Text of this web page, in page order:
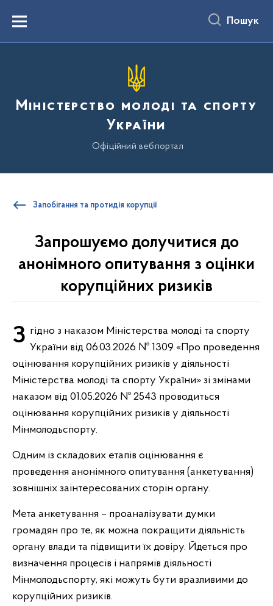
вмістуMenu Пошук
Міністерство молоді та спорту
України
Офіційний вебпортал
Запобігання та протидія корупції
Запрошуємо долучитися до
анонімного опитування з оцінки
корупційних ризиків
Згідно з наказом Міністерства молоді та спорту України від 06.03.2026 № 1309 «Про проведення
оцінювання корупційних ризиків у діяльності
Міністерства молоді та спорту України» зі змінами
наказом від 01.05.2026 № 2543 проводиться
оцінювання корупційних ризиків у діяльності
Мінмолодьспорту.
Одним із складових етапів оцінювання є
проведення анонімного опитування (анкетування)
зовнішніх заінтересованих сторін органу.
Мета анкетування – проаналізувати думки
громадян про те, як можна покращити діяльність
органу влади та підвищити їх довіру. Йдеться про
визначення процесів і напрямів діяльності
Мінмолодьспорту, які можуть бути вразливими до
корупційних ризиків.